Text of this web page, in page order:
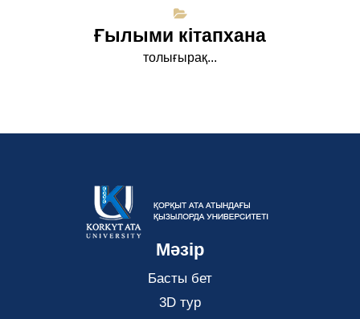
Ғылыми кітапхана
толығырақ...
Мәзір
Басты бет
3D тур